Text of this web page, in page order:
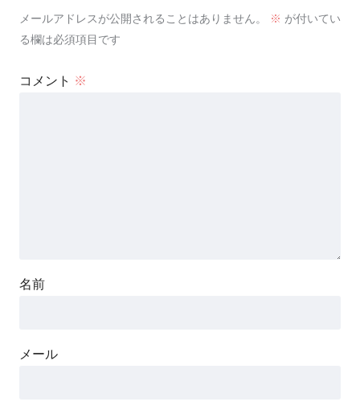
メールアドレスが公開されることはありません。 ※ が付いてい
る欄は必須項目です
コメント ※
名前
メール